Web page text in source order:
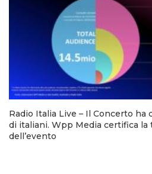
Radio Italia Live – Il Concerto ha
di italiani. Wpp Media certifica la
dell’evento